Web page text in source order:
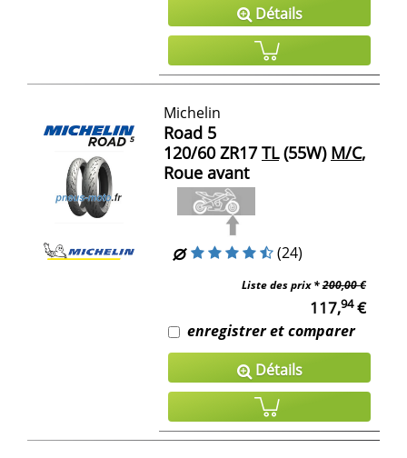
Détails
Michelin
Road 5
120/60 ZR17 TL(55W) M/C,
Roue avant
(24)
Liste des prix *200,00 €
117,94€
enregistrer et comparer
Détails